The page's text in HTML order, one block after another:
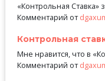
«Контрольная
Комментарий от
Контрольная
Мне нравится, что в
Комментарий от